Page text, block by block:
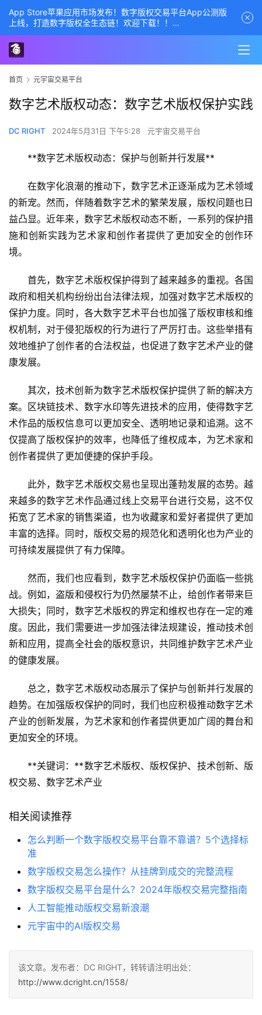
首页 元宇宙交易平台
数字艺术版权动态：数字艺术版权保护实践
DC RIGHT 2024年5月31日 下午5:28 元宇宙交易平台
**数字艺术版权动态：保护与创新并行发展**
在数字化浪潮的推动下，数字艺术正逐渐成为艺术领域
的新宠。然而，伴随着数字艺术的繁荣发展，版权问题也日
益凸显。近年来，数字艺术版权动态不断，一系列的保护措
施和创新实践为艺术家和创作者提供了更加安全的创作环
境。
首先，数字艺术版权保护得到了越来越多的重视。各国
政府和相关机构纷纷出台法律法规，加强对数字艺术版权的
保护力度。同时，各大数字艺术平台也加强了版权审核和维
权机制，对于侵犯版权的行为进行了严厉打击。这些举措有
效地维护了创作者的合法权益，也促进了数字艺术产业的健
康发展。
其次，技术创新为数字艺术版权保护提供了新的解决方
案。区块链技术、数字水印等先进技术的应用，使得数字艺
术作品的版权信息可以更加安全、透明地记录和追溯。这不
仅提高了版权保护的效率，也降低了维权成本，为艺术家和
创作者提供了更加便捷的保护手段。
此外，数字艺术版权交易也呈现出蓬勃发展的态势。越
来越多的数字艺术作品通过线上交易平台进行交易，这不仅
拓宽了艺术家的销售渠道，也为收藏家和爱好者提供了更加
丰富的选择。同时，版权交易的规范化和透明化也为产业的
可持续发展提供了有力保障。
然而，我们也应看到，数字艺术版权保护仍面临一些挑
战。例如，盗版和侵权行为仍然屡禁不止，给创作者带来巨
大损失；同时，数字艺术版权的界定和维权也存在一定的难
度。因此，我们需要进一步加强法律法规建设，推动技术创
新和应用，提高全社会的版权意识，共同维护数字艺术产业
的健康发展。
总之，数字艺术版权动态展示了保护与创新并行发展的
趋势。在加强版权保护的同时，我们也应积极推动数字艺术
产业的创新发展，为艺术家和创作者提供更加广阔的舞台和
更加安全的环境。
**关键词：**数字艺术版权、版权保护、技术创新、版
权交易、数字艺术产业
相关阅读推荐
怎么判断一个数字版权交易平台靠不靠谱？5个选择标
准
数字版权交易怎么操作？从挂牌到成交的完整流程
数字版权交易平台是什么？2024年版权交易完整指南
人工智能推动版权交易新浪潮
元宇宙中的AI版权交易
该文章。发布者：DC RIGHT，转转请注明出处：
http://www.dcright.cn/1558/
App Store苹果应用市场发布！数字版权交易平台App公测版
上线，打造数字版权全生态链！欢迎下载！！
商务经理联系方式——数字版权交易平台